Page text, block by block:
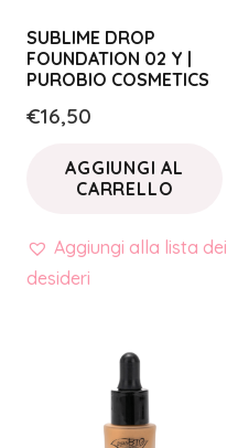
SUBLIME DROP
FOUNDATION 02 Y |
PUROBIO COSMETICS
€16,50
AGGIUNGI AL
CARRELLO
Aggiungi alla lista dei
desideri